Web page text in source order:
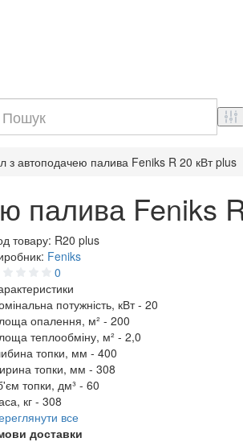
з автоподачею палива Feniks R 20 кВт plus
палива Feniks
товару: R20 plus
Feniks
0
потужність, кВт - 20
опалення, м² - 200
теплообміну, м² - 2,0
топки, мм - 400
топки, мм - 308
топки, дм³ - 60
кг - 308
все
доставки